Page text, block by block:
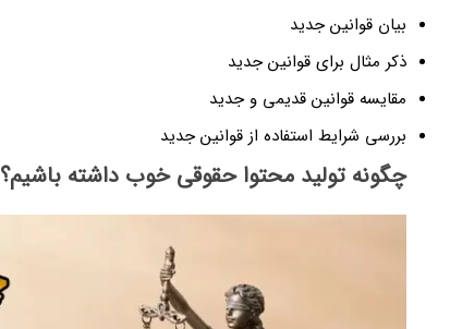
بیان قوانین جدید
ذکر مثال برای قوانین جدید
مقایسه قوانین قدیمی و جدید
بررسی شرایط استفاده از قوانین جدید
چگونه تولید محتوا حقوقی خوب داشته باشیم؟